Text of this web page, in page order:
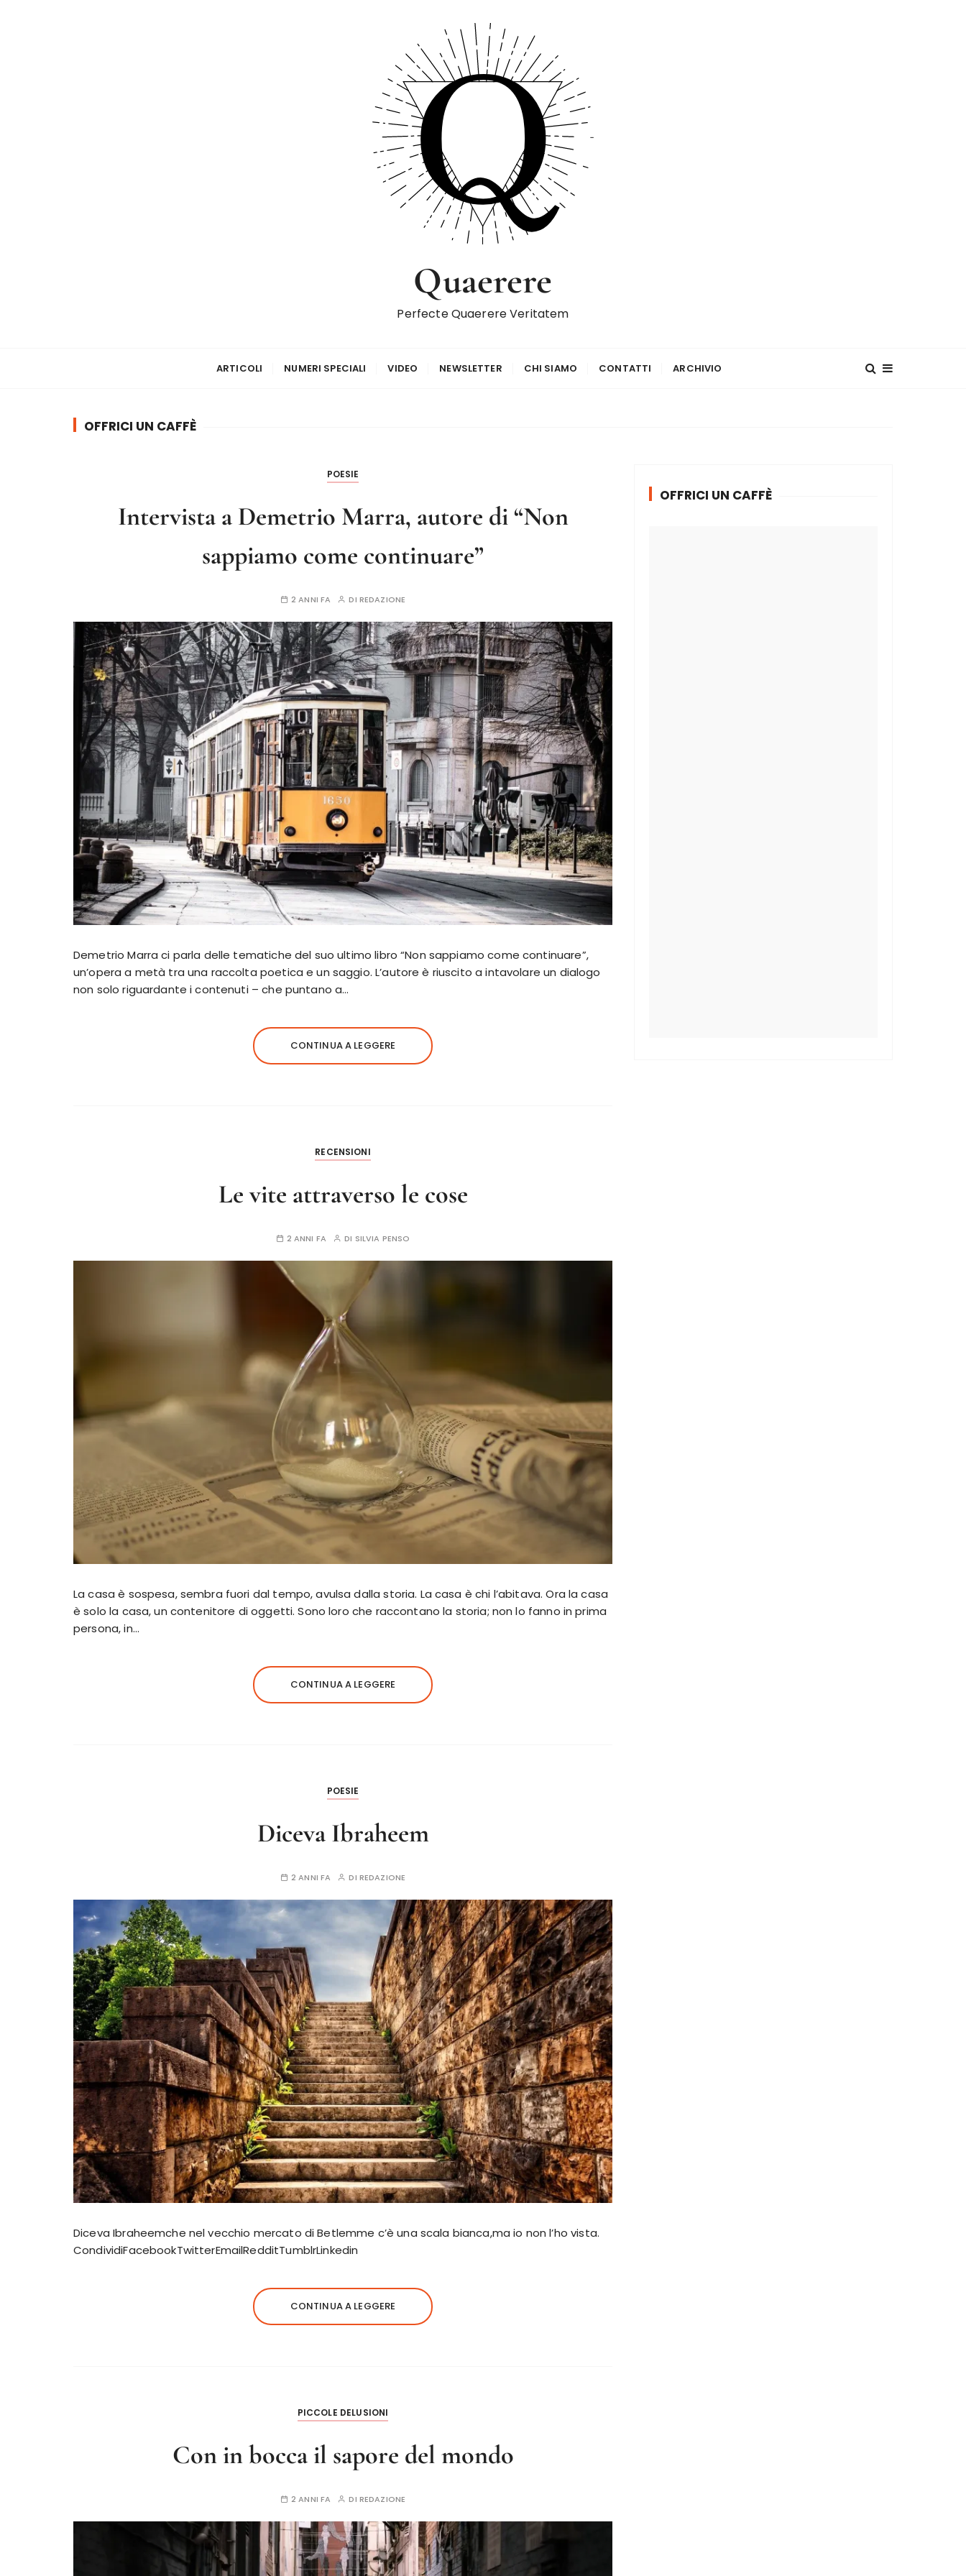
Quaerere
Perfecte Quaerere Veritatem
ARTICOLI NUMERI SPECIALI VIDEO NEWSLETTER CHI SIAMO CONTATTI ARCHIVIO
OFFRICI UN CAFFÈ
POESIE
Intervista a Demetrio Marra, autore di “Non
sappiamo come continuare”
2 ANNI FA DI REDAZIONE
Demetrio Marra ci parla delle tematiche del suo ultimo libro “Non sappiamo come continuare”,
un’opera a metà tra una raccolta poetica e un saggio. L’autore è riuscito a intavolare un dialogo
non solo riguardante i contenuti – che puntano a…
CONTINUA A LEGGERE
RECENSIONI
Le vite attraverso le cose
2 ANNI FA DI SILVIA PENSO
La casa è sospesa, sembra fuori dal tempo, avulsa dalla storia. La casa è chi l’abitava. Ora la casa
è solo la casa, un contenitore di oggetti. Sono loro che raccontano la storia; non lo fanno in prima
persona, in…
CONTINUA A LEGGERE
POESIE
Diceva Ibraheem
2 ANNI FA DI REDAZIONE
Diceva Ibraheemche nel vecchio mercato di Betlemme c’è una scala bianca,ma io non l’ho vista.
CondividiFacebookTwitterEmailRedditTumblrLinkedin
CONTINUA A LEGGERE
PICCOLE DELUSIONI
Con in bocca il sapore del mondo
2 ANNI FA DI REDAZIONE
OFFRICI UN CAFFÈ